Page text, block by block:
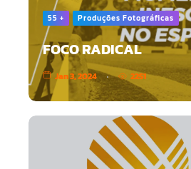
55 + Produções Fotográficas
FOCO RADICAL
Jan 3, 2024 2251